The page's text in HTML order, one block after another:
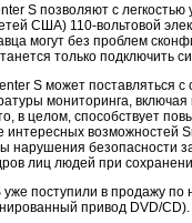
S позволяют с
США) 110-вольтовой
могут без проблем
только подключить
S может поставляться
мониторинга,
в целом, способствует
интересных возможностей
нарушения безопасности
лиц людей при
поступили в продажу по
привод DVD/CD).